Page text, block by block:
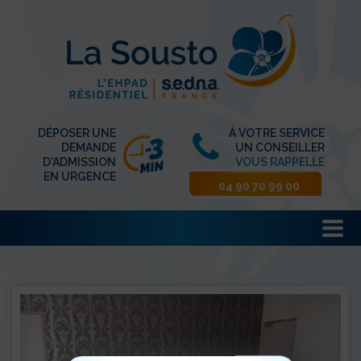
DÉPOSER UNE
DEMANDE
D'ADMISSION
EN URGENCE
À VOTRE SERVICE
UN CONSEILLER
VOUS RAPPELLE
04 90 70 99 00